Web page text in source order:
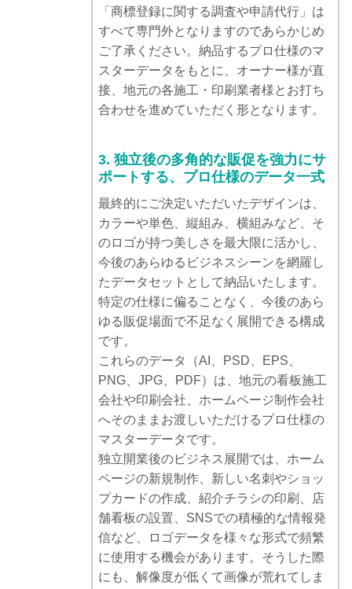
「商標登録に関する調査や申請代行」は
すべて専門外となりますのであらかじめ
ご了承ください。納品するプロ仕様のマ
スターデータをもとに、オーナー様が直
接、地元の各施工・印刷業者様とお打ち
合わせを進めていただく形となります。
3. 独立後の多角的な販促を強力にサ
ポートする、プロ仕様のデータ一式
最終的にご決定いただいたデザインは、
カラーや単色、縦組み、横組みなど、そ
のロゴが持つ美しさを最大限に活かし、
今後のあらゆるビジネスシーンを網羅し
たデータセットとして納品いたします。
特定の仕様に偏ることなく、今後のあら
ゆる販促場面で不足なく展開できる構成
です。
これらのデータ（AI、PSD、EPS、
PNG、JPG、PDF）は、地元の看板施工
会社や印刷会社、ホームページ制作会社
へそのままお渡しいただけるプロ仕様の
マスターデータです。
独立開業後のビジネス展開では、ホーム
ページの新規制作、新しい名刺やショッ
プカードの作成、紹介チラシの印刷、店
舗看板の設置、SNSでの積極的な情報発
信など、ロゴデータを様々な形式で頻繁
に使用する機会があります。そうした際
にも、解像度が低くて画像が荒れてしま